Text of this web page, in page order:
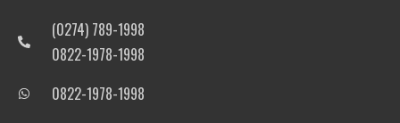
(0274) 789-1998
0822-1978-1998
0822-1978-1998